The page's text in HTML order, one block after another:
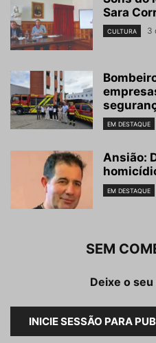
Sara
CULTURA 3
EM DESTAQUE
Ansião:
EM DESTAQUE
SEM
Deixe o
INICIE SESSÃO PARA